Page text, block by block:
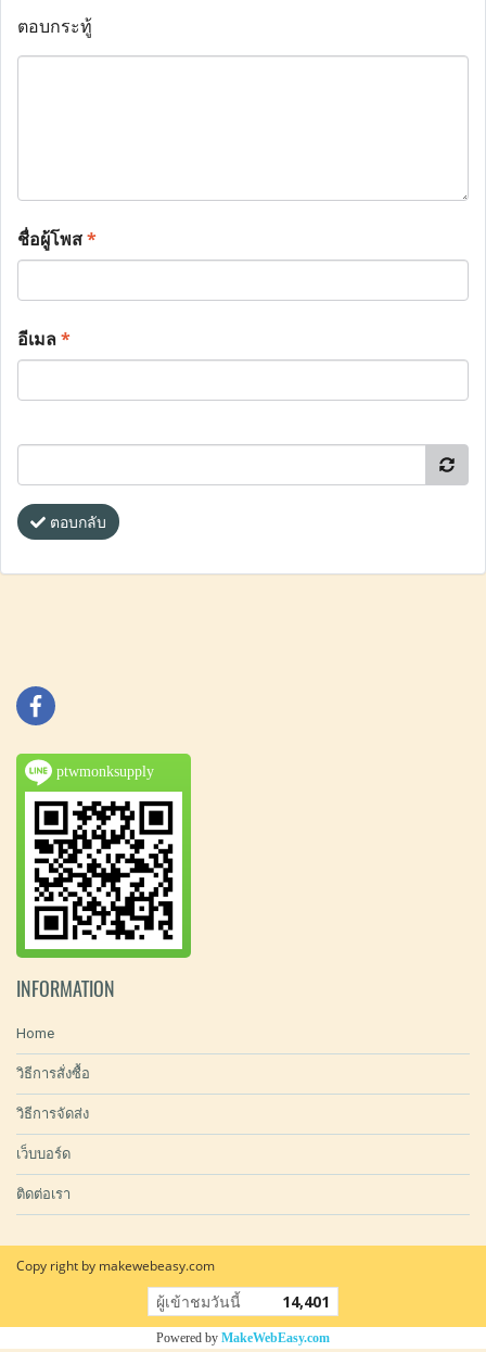
ตอบกระทู้
ชื่อผู้โพส*
อีเมล*
ตอบกลับ
ptwmonksupply
INFORMATION
Home
วิธีการสั่งซื้อ
วิธีการจัดส่ง
เว็บบอร์ด
ติดต่อเรา
Copy right by makewebeasy.com
ผู้เข้าชมวันนี้ 14,401
Powered by MakeWebEasy.com